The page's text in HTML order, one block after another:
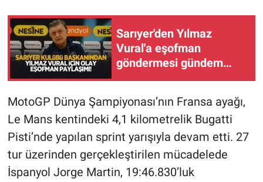
Sarıyer'den Yılmaz
Vural'a eşofman
göndermesi gündem
oldu
MotoGP Dünya Şampiyonası’nın Fransa ayağı,
Le Mans kentindeki 4,1 kilometrelik Bugatti
Pisti’nde yapılan sprint yarışıyla devam etti. 27
tur üzerinden gerçekleştirilen mücadelede
İspanyol Jorge Martin, 19:46.830’luk